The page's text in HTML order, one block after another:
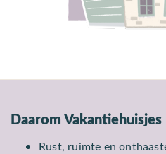
Daarom
Rust, ruimte en